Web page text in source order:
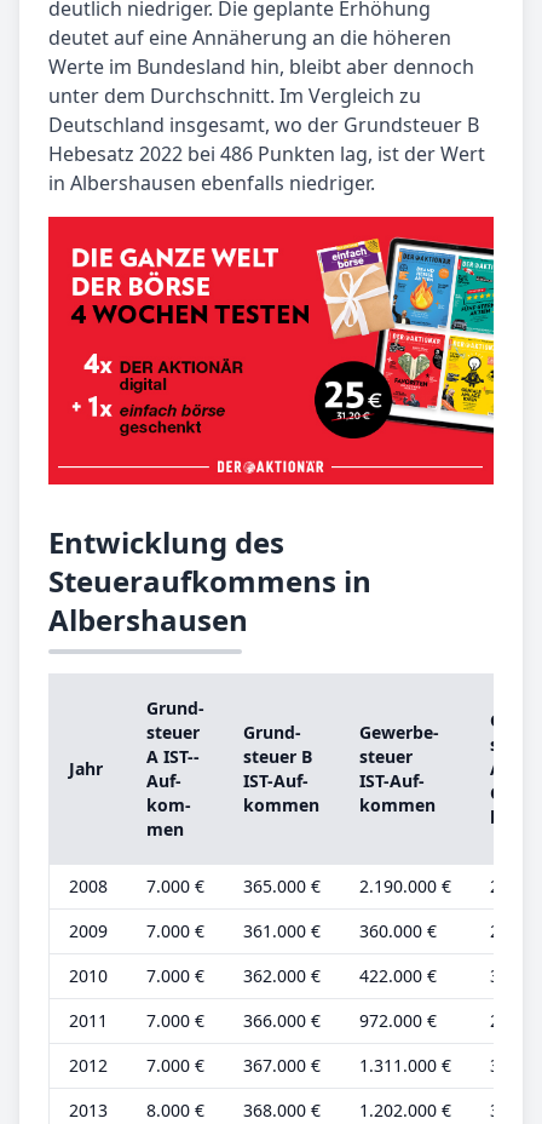
deutlich niedriger. Die geplante Erhöhung
deutet auf eine Annäherung an die höheren
Werte im Bundesland hin, bleibt aber dennoch
unter dem Durchschnitt. Im Vergleich zu
Deutschland insgesamt, wo der Grundsteuer B
Hebesatz 2022 bei 486 Punkten lag, ist der Wert
in Albershausen ebenfalls niedriger.
Entwicklung des
Steueraufkommens in
Albershausen
Jahr
Grund­
steu­er
A IST-­
Auf­
kom­
men
Grund­
steu­er B
IST-­Auf­
kom­men
Ge­wer­be­
steu­er
IST-­Auf­
kom­men
steu­er
A
2008 7.000 € 365.000 € 2.190.000 €
2.000
2009
7.000 € 361.000 € 360.000 €
2.000
2010
7.000 € 362.000 € 422.000 €
3.000
2011
7.000 € 366.000 € 972.000 €
2.000
2012
7.000 € 367.000 € 1.311.000 €
3.000
2013
8.000 € 368.000 € 1.202.000 €
3.000